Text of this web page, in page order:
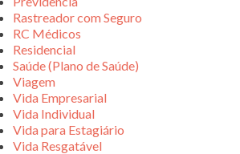
Rastreador com Seguro
RC Médicos
Residencial
Saúde (Plano de Saúde)
Viagem
Vida Empresarial
Vida Individual
Vida para Estagiário
Vida Resgatável